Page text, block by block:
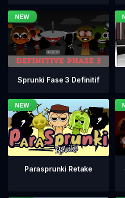
Sprunki Fase 3 Definitif
Parasprunki Retake